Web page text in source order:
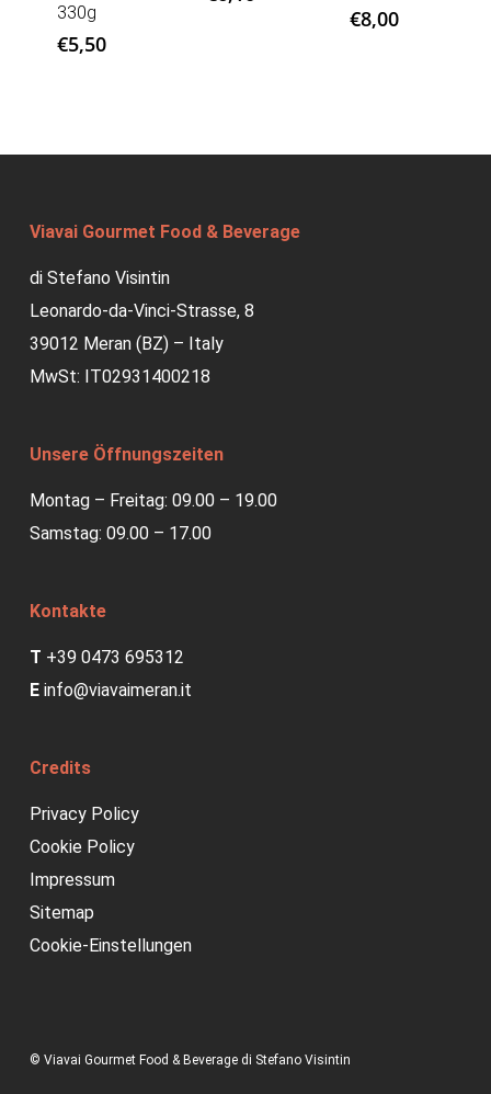
330g
€5,50
€8,00
Viavai Gourmet Food & Beverage
di Stefano Visintin
Leonardo-da-Vinci-Strasse, 8
39012 Meran (BZ) – Italy
MwSt: IT02931400218
Unsere Öffnungszeiten
Montag – Freitag: 09.00 – 19.00
Samstag: 09.00 – 17.00
Kontakte
T +39 0473 695312
E info@viavaimeran.it
Credits
Privacy Policy
Cookie Policy
Impressum
Sitemap
Cookie-Einstellungen
© Viavai Gourmet Food & Beverage di Stefano Visintin